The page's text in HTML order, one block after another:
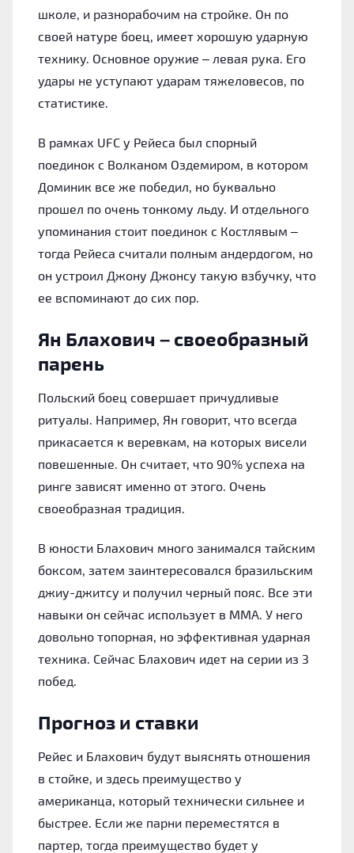
школе, и разнорабочим на стройке. Он по
своей натуре боец, имеет хорошую ударную
технику. Основное оружие – левая рука. Его
удары не уступают ударам тяжеловесов, по
статистике.
В рамках UFC у Рейеса был спорный
поединок с Волканом Оздемиром, в котором
Доминик все же победил, но буквально
прошел по очень тонкому льду. И отдельного
упоминания стоит поединок с Костлявым –
тогда Рейеса считали полным андердогом, но
он устроил Джону Джонсу такую взбучку, что
ее вспоминают до сих пор.
Ян Блахович – своеобразный
парень
Польский боец совершает причудливые
ритуалы. Например, Ян говорит, что всегда
прикасается к веревкам, на которых висели
повешенные. Он считает, что 90% успеха на
ринге зависят именно от этого. Очень
своеобразная традиция.
В юности Блахович много занимался тайским
боксом, затем заинтересовался бразильским
джиу-джитсу и получил черный пояс. Все эти
навыки он сейчас использует в ММА. У него
довольно топорная, но эффективная ударная
техника. Сейчас Блахович идет на серии из 3
побед.
Прогноз и ставки
Рейес и Блахович будут выяснять отношения
в стойке, и здесь преимущество у
американца, который технически сильнее и
быстрее. Если же парни переместятся в
партер, тогда преимущество будет у